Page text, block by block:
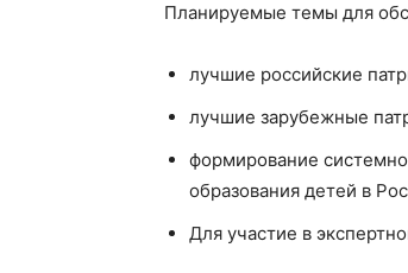
Планируемые темы для
лучшие российские
лучшие зарубежные
формирование
образования детей в
Для участие в